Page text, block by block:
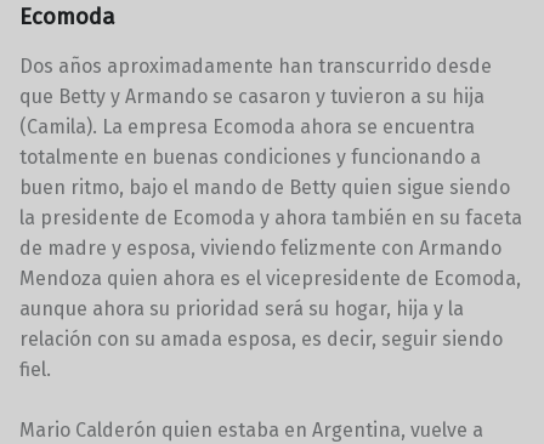
Ecomoda
Dos años aproximadamente han transcurrido desde
que Betty y Armando se casaron y tuvieron a su hija
(Camila). La empresa Ecomoda ahora se encuentra
totalmente en buenas condiciones y funcionando a
buen ritmo, bajo el mando de Betty quien sigue siendo
la presidente de Ecomoda y ahora también en su faceta
de madre y esposa, viviendo felizmente con Armando
Mendoza quien ahora es el vicepresidente de Ecomoda,
aunque ahora su prioridad será su hogar, hija y la
relación con su amada esposa, es decir, seguir siendo
fiel.
Mario Calderón quien estaba en Argentina, vuelve a